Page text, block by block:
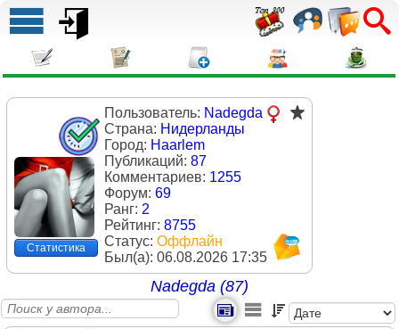
Статистика
Пользователь: Nadegda
Страна: Нидерланды
Город: Haarlem
Публикаций: 87
Комментариев: 1255
Форум: 69
Ранг: 2
Рейтинг: 8755
Статус: Оффлайн
Был(a): 06.08.2026 17:35
Nadegda (87)